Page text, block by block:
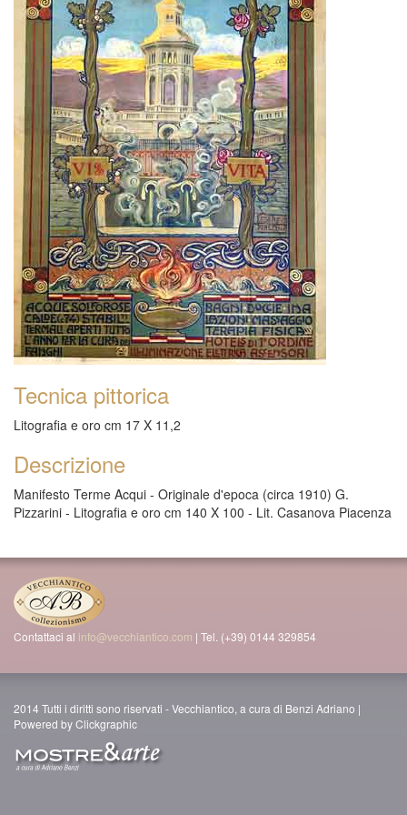
Tecnica pittorica
Litografia e oro cm 17 X 11,2
Descrizione
Manifesto Terme Acqui - Originale d'epoca (circa 1910) G.
Pizzarini - Litografia e oro cm 140 X 100 - Lit. Casanova Piacenza
Contattaci al info@vecchiantico.com | Tel. (+39) 0144 329854
2014 Tutti i diritti sono riservati - Vecchiantico, a cura di Benzi Adriano |
Powered by Clickgraphic